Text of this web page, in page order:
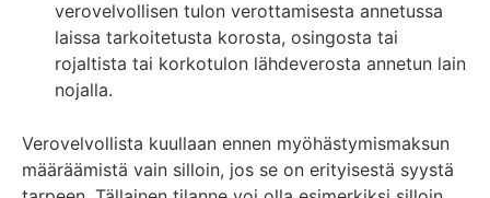
verovelvollisen tulon verottamisesta annetussa
laissa tarkoitetusta korosta, osingosta tai
rojaltista tai korkotulon lähdeverosta annetun lain
nojalla.
Verovelvollista kuullaan ennen myöhästymismaksun
määräämistä vain silloin, jos se on erityisestä syystä